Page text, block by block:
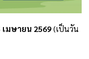
มษายน 2569(เป็นวัน